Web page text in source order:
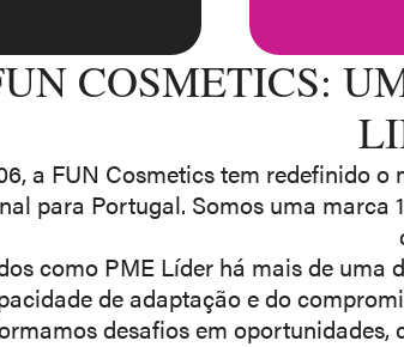
COSMETICS:
a FUN Cosmetics tem redefinido
para Portugal. Somos uma marca
como PME Líder há mais de uma
de adaptação e do
desafios em